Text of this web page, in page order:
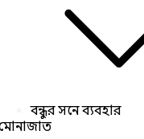
বন্ধুর সনে ব্যবহার